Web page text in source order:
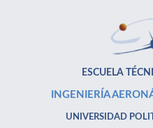
ESCUELA
INGENIERÍA
UNIVERSIDAD